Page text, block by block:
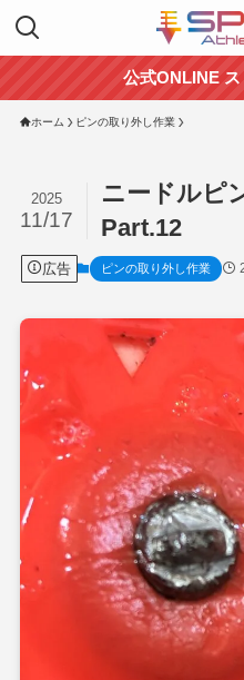
公式ONLINE
ホーム ピンの取り外し作業
ニードルピ
Part.12
2025
11/17
広告 ピンの取り外し作業